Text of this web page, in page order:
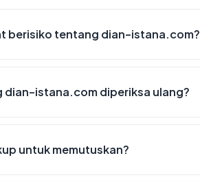
berisiko tentang dian-istana.com?
dian-istana.com diperiksa ulang?
untuk memutuskan?